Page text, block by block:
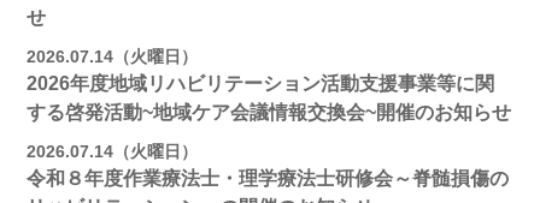
せ
2026.07.14（火曜日）
2026年度地域リハビリテーション活動支援事業等に関
する啓発活動~地域ケア会議情報交換会~開催のお知らせ
2026.07.14（火曜日）
令和８年度作業療法士・理学療法士研修会～脊髄損傷の